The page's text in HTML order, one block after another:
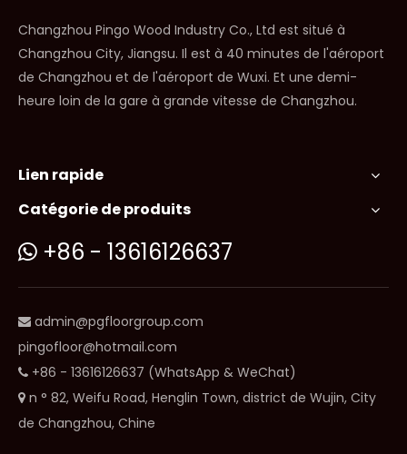
Changzhou Pingo Wood Industry Co., Ltd est situé à
Changzhou City, Jiangsu. Il est à 40 minutes de l'aéroport
de Changzhou et de l'aéroport de Wuxi. Et une demi-
heure loin de la gare à grande vitesse de Changzhou.
Lien rapide
Catégorie de produits
 +86 - 13616126637
 admin@pgfloorgroup.com
pingofloor@hotmail.com
 +86 - 13616126637 (WhatsApp & WeChat)
 n ° 82, Weifu Road, Henglin Town, district de Wujin, City
de Changzhou, Chine